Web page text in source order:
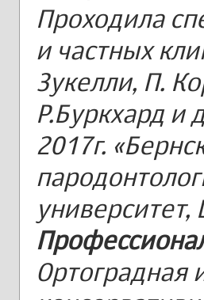
Проходила
и частных
Зукелли, П.
Р.Буркхард и
2017г.
Ортоградная